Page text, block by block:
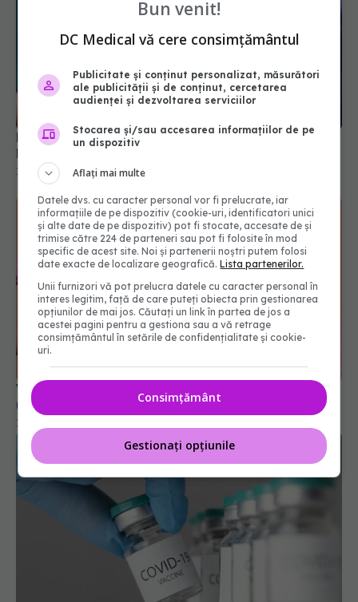
FDA respinge proiectul unui vaccin antigripal pe
bază de ARN mesager
12 feb 2026, 09:52
Vaccinul HPV schimbă istoria cancerului de col
uterin: zero decese în rândul tinerelor vaccinate
Canada anulează acordul pentru fabricarea
vaccinurilor Novavax Covid-19
Bun venit!
DC Medical vă cere consimțământul
Publicitate și conținut personalizat, măsurători
ale publicității și de conținut, cercetarea
audienței și dezvoltarea serviciilor
Stocarea și/sau accesarea informațiilor de pe
un dispozitiv
Aflați mai multe
Datele dvs. cu caracter personal vor fi prelucrate, iar
informațiile de pe dispozitiv (cookie-uri, identificatori unici
și alte date de pe dispozitiv) pot fi stocate, accesate de și
trimise către 224 de parteneri sau pot fi folosite în mod
specific de acest site. Noi și partenerii noștri putem folosi
date exacte de localizare geografică.Lista partenerilor.
Unii furnizori vă pot prelucra datele cu caracter personal în
interes legitim, față de care puteți obiecta prin gestionarea
opțiunilor de mai jos. Căutați un link în partea de jos a
acestei pagini pentru a gestiona sau a vă retrage
consimțământul în setările de confidențialitate și cookie-
uri.
Consimțământ
Gestionați opțiunile